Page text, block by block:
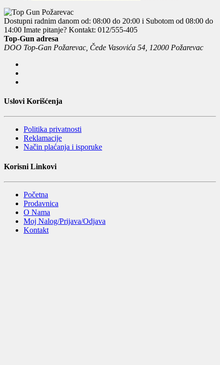
Dostupni radnim danom od: 08:00 do 20:00 i Subotom od 08:00 do
14:00 Imate pitanje? Kontakt: 012/555-405
Top-Gun adresa
DOO Top-Gan Požarevac, Čede Vasovića 54, 12000 Požarevac
Uslovi Korišćenja
Politika privatnosti
Reklamacije
Način plaćanja i isporuke
Korisni Linkovi
Početna
Prodavnica
O Nama
Moj Nalog/Prijava/Odjava
Kontakt